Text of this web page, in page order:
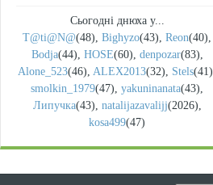
Сьогодні днюха у...
T@ti@N@(48), Bighyzo(43), Reon(40),
Bodja(44), HOSE(60), denpozar(83),
Alone_523(46), ALEX2013(32), Stels(41)
smolkin_1979(47), yakuninanata(43),
Липучка(43), natalijazavalijj(2026),
kosa499(47)